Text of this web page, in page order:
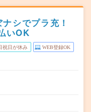
シでプラ充！
いOK
祝日が休み WEB登録OK